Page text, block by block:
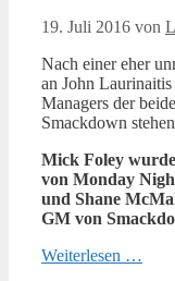
19. Juli 2016 von
Nach einer eher
an John
Managers der
Smackdown
Mick Foley
von Monday
und Shane
GM von
Weiterlesen …